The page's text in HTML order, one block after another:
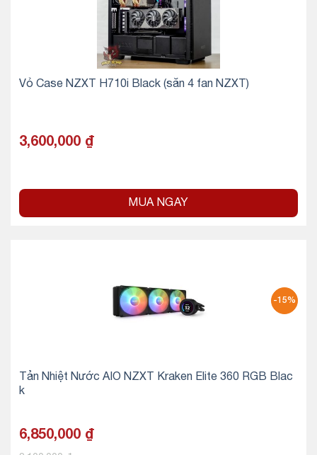
Vỏ Case NZXT H710i Black (sẵn 4 fan NZXT)
3,600,000 ₫
MUA NGAY
-15%
Tản Nhiệt Nước AIO NZXT Kraken Elite 360 RGB Blac
k
6,850,000 ₫